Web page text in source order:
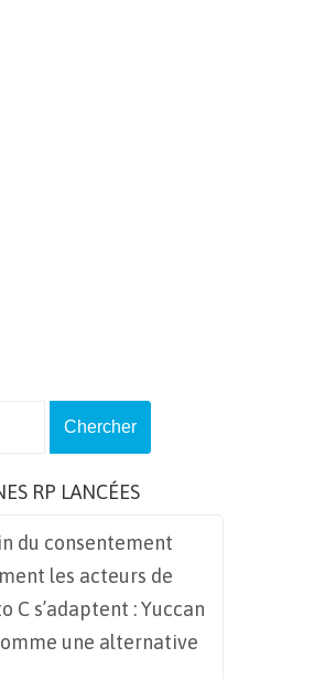
RP LANCÉES
du consentement
les acteurs de
C s’adaptent : Yuccan
une alternative